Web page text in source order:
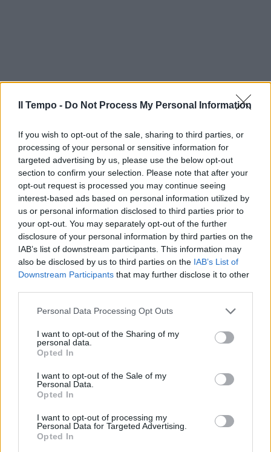
Il Tempo - Do Not Process My Personal Information
If you wish to opt-out of the sale, sharing to third parties, or
processing of your personal or sensitive information for
targeted advertising by us, please use the below opt-out
section to confirm your selection. Please note that after your
opt-out request is processed you may continue seeing
interest-based ads based on personal information utilized by
us or personal information disclosed to third parties prior to
your opt-out. You may separately opt-out of the further
disclosure of your personal information by third parties on the
IAB’s list of downstream participants. This information may
also be disclosed by us to third parties on the IAB’s List of
Downstream Participants that may further disclose it to other
Personal Data Processing Opt Outs
I want to opt-out of the Sharing of my
personal data.
Opted In
I want to opt-out of the Sale of my
Personal Data.
Opted In
I want to opt-out of processing my
Personal Data for Targeted Advertising.
Opted In
In evidenza